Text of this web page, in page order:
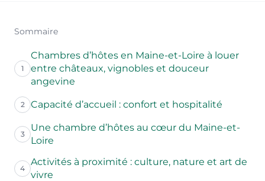
Sommaire
1
Chambres d’hôtes en Maine-et-Loire à louer
entre châteaux, vignobles et douceur
angevine
2 Capacité d’accueil : confort et hospitalité
3
Une chambre d’hôtes au cœur du Maine-et-
Loire
4
Activités à proximité : culture, nature et art de
vivre